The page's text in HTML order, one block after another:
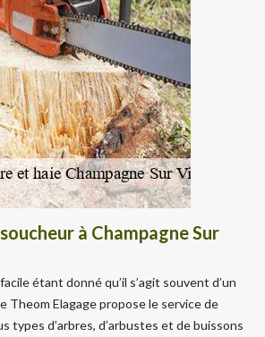
à Champagne Sur
étant donné qu’il s’agit souvent d’un
Theom Elagage propose le service de
types d’arbres, d’arbustes et de buissons